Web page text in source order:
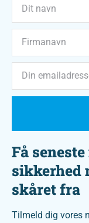
Få
sikkerhed
skåret fra
Tilmeld dig vores